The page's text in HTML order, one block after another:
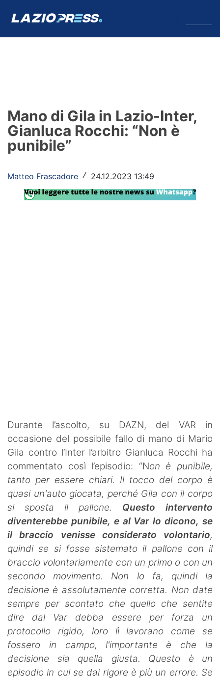
Formello
Infortuni
Calciomercato
Vela
SHOP LAZIO
Contatti
Mano di Gila in Lazio-Inter,
Gianluca Rocchi: “Non è
punibile”
Matteo Frascadore / 24.12.2023 13:49
Durante l’ascolto, su DAZN, del VAR in
occasione del possibile fallo di mano di Mario
Gila contro l’Inter l’arbitro Gianluca Rocchi ha
commentato così l’episodio: “Non è punibile,
tanto per essere chiari. Il tocco del corpo è
quasi un'auto giocata, perché Gila con il corpo
si sposta il pallone. Questo intervento
diventerebbe punibile, e al Var lo dicono, se
il braccio venisse considerato volontario,
quindi se si fosse sistemato il pallone con il
braccio volontariamente con un primo o con un
secondo movimento. Non lo fa, quindi la
decisione è assolutamente corretta. Non date
sempre per scontato che quello che sentite
dire dal Var debba essere per forza un
protocollo rigido, loro lì lavorano come se
fossero in campo, l'importante è che la
decisione sia quella giusta. Questo è un
episodio in cui se dai rigore è più un errore. Se